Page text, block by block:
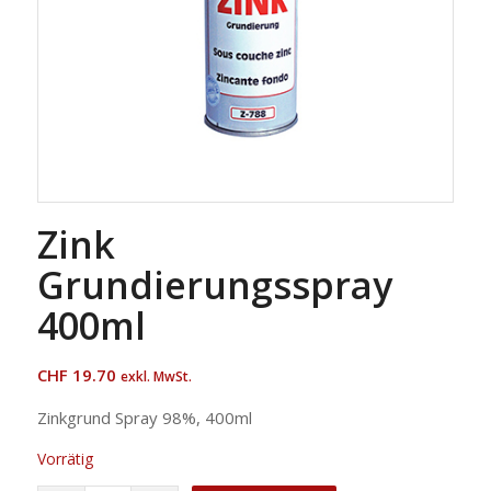
Zink
Grundierungsspray
400ml
CHF 19.70 exkl. MwSt.
Zinkgrund Spray 98%, 400ml
Vorrätig